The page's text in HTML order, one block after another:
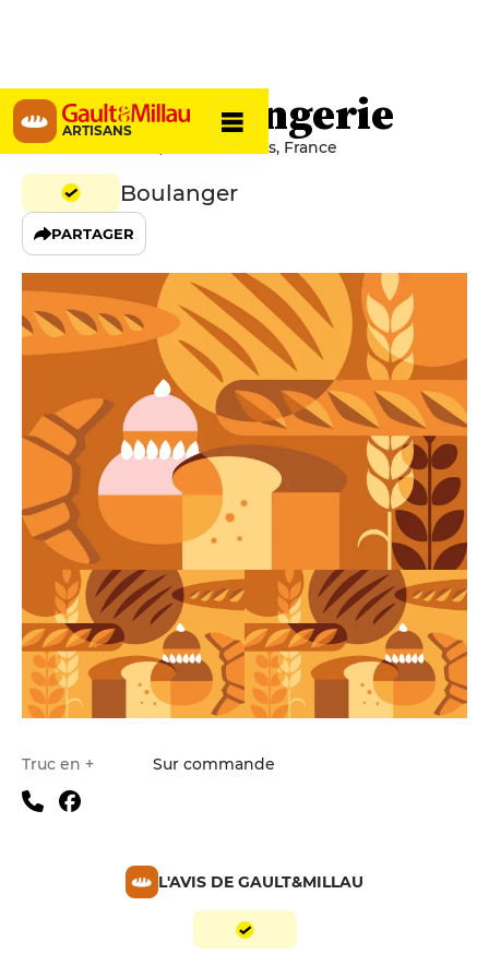
ARTISANS
ArnO Boulangerie
16 Rue de Verdun, 44000 Nantes, France
Boulanger
PARTAGER
Truc en + Sur commande
L'AVIS DE GAULT&MILLAU